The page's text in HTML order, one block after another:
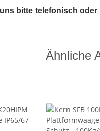
bitte telefonisch oder
Ähnliche